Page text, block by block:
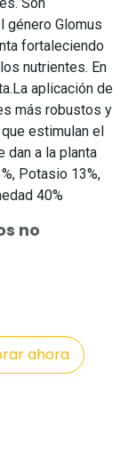
género Glomus
fortaleciendo
nutrientes. En
aplicación de
más robustos y
estimulan el
dan a la planta
Potasio 13%,
40%
no
ahora